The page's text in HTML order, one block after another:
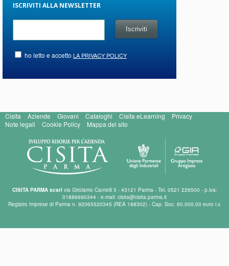
ISCRIVITI ALLA NEWSLETTER
ho letto e accetto LA PRIVACY POLICY
Cisita Aziende Giovani Cataloghi Cisita eLearning
Privacy
Note legali
Cookie Policy Mappa del sito
CISITA PARMA scarl via Girolamo Cantelli 5 - 43121 Parma - Tel. 0521 226500 - p.iva:
01886690344 - e-mail: cisita@cisita.parma.it
Registro Imprese di Parma n. 92065520345 (REA 188302) - Cap. Soc. 60.000,00 euro i.v.